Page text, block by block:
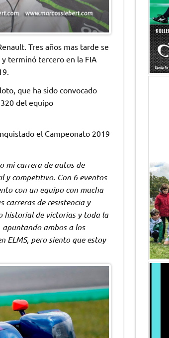
Tres años mas tarde se
y terminó tercero en la FIA
que ha sido convocado
del equipo
el Campeonato 2019
mi carrera de autos de
y competitivo. Con 6 eventos
con un equipo con mucha
carreras de resistencia y
historial de victorias y toda la
apuntando ambos a los
ELMS, pero siento que estoy